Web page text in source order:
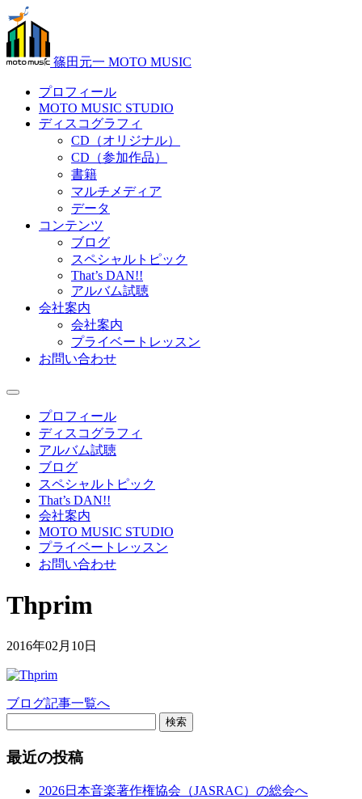
篠田元一 MOTO MUSIC
プロフィール
MOTO MUSIC STUDIO
ディスコグラフィ
CD（オリジナル）
CD（参加作品）
書籍
マルチメディア
データ
コンテンツ
ブログ
スペシャルトピック
That’s DAN!!
アルバム試聴
会社案内
会社案内
プライベートレッスン
お問い合わせ
プロフィール
ディスコグラフィ
アルバム試聴
ブログ
スペシャルトピック
That’s DAN!!
会社案内
MOTO MUSIC STUDIO
プライベートレッスン
お問い合わせ
Thprim
2016年02月10日
ブログ記事一覧へ
検索
最近の投稿
2026日本音楽著作権協会（JASRAC）の総会へ